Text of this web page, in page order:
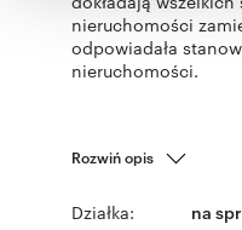
korzystania z ich usług.
nieruchomości
odpowiadała
nieruchomości.
Rozwiń opis
Działka: na